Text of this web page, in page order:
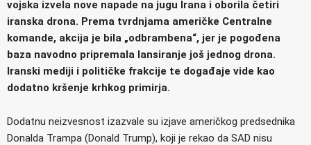
vojska izvela nove napade na jugu Irana i oborila četiri
iranska drona. Prema tvrdnjama američke Centralne
komande, akcija je bila „odbrambena“, jer je pogođena
baza navodno pripremala lansiranje još jednog drona.
Iranski mediji i političke frakcije te događaje vide kao
dodatno kršenje krhkog primirja.
Dodatnu neizvesnost izazvale su izjave američkog predsednika
Donalda Trampa (Donald Trump), koji je rekao da SAD nisu